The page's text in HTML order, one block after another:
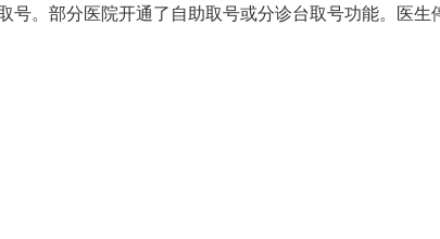
。部分医院开通了自助取号或分诊台取号功能。医生